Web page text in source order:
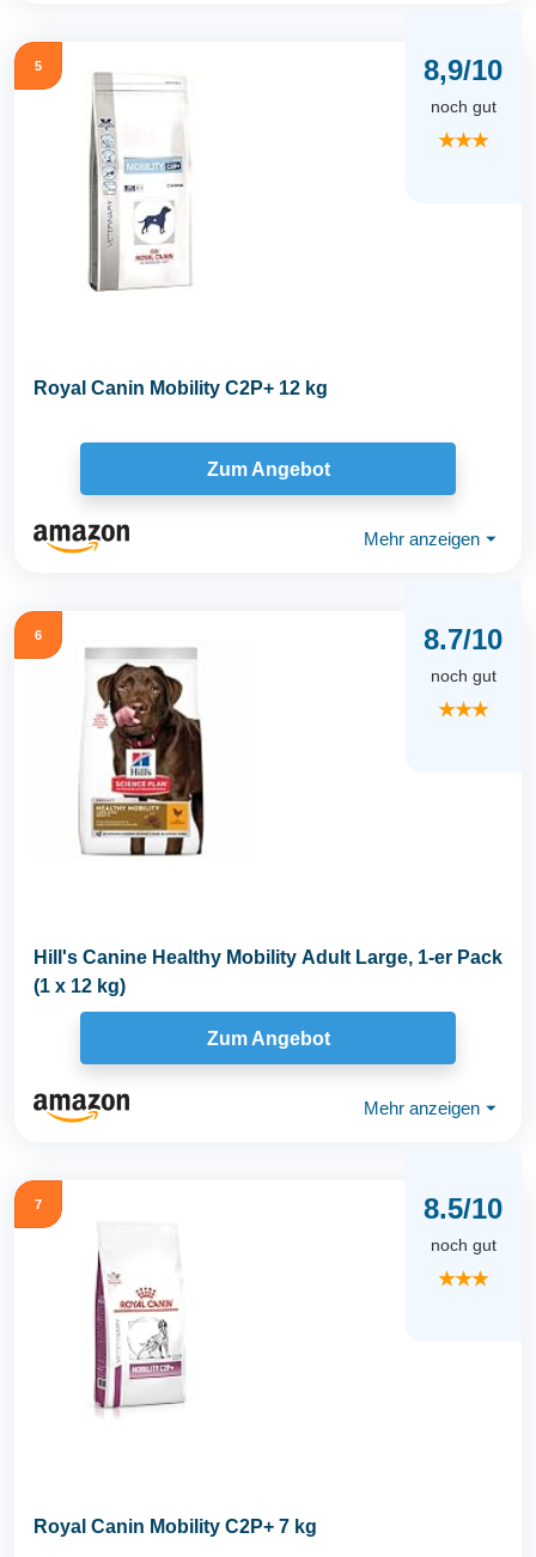
5 8,9/10
noch gut
★★★
Royal Canin Mobility C2P+ 12 kg
Zum Angebot
Mehr anzeigen ⏷
6 8.7/10
noch gut
★★★
Hill's Canine Healthy Mobility Adult Large, 1-er Pack
(1 x 12 kg)
Zum Angebot
Mehr anzeigen ⏷
7 8.5/10
noch gut
★★★
Royal Canin Mobility C2P+ 7 kg